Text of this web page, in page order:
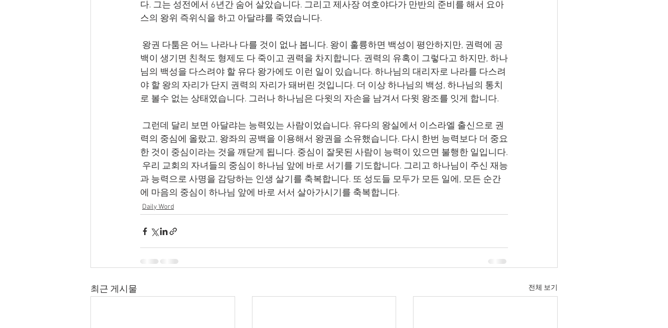
다. 그는 성전에서 6년간 숨어 살았습니다. 그리고 제사장 여호야다가 만반의 준비를 해서 요아
스의 왕위 즉위식을 하고 아달랴를 죽였습니다.
백이 생기면 친척도 형제도 다 죽이고 권력을 차지합니다. 권력의 유혹이 그렇다고 하지만, 하나
님의 백성을 다스려야 할 유다 왕가에도 이런 일이 있습니다. 하나님의 대리자로 나라를 다스려
야 할 왕의 자리가 단지 권력의 자리가 돼버린 것입니다. 더 이상 하나님의 백성, 하나님의 통치
로 볼수 없는 상태였습니다. 그러나 하나님은 다윗의 자손을 남겨서 다윗 왕조를 잇게 합니다.
력의 중심에 올랐고, 왕좌의 공백을 이용해서 왕권을 소유했습니다. 다시 한번 능력보다 더 중요
한 것이 중심이라는 것을 깨닫게 됩니다. 중심이 잘못된 사람이 능력이 있으면 불행한 일입니다.
과 능력으로 사명을 감당하는 인생 살기를 축복합니다. 또 성도들 모두가 모든 일에, 모든 순간
에 마음의 중심이 하나님 앞에 바로 서서 살아가시기를 축복합니다.
Daily Word
최근 게시물 전체 보기